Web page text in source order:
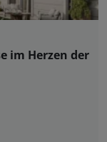
im Herzen der